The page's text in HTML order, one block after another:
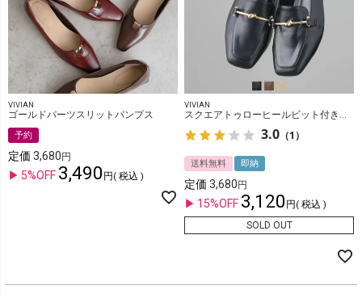
VIVIAN
ゴールドパーツスリットパンプス
予約
定価 3,680
5%OFF 3,490 税込
VIVIAN
スクエアトゥローヒールビット付きローファーパンプス
3.0 （1）
送料無料 即納
定価 3,680
15%OFF 3,120
税込
SOLD OUT